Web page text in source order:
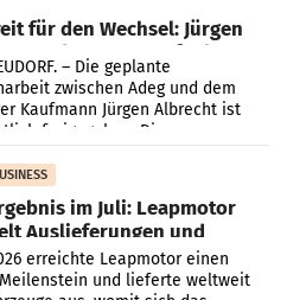
für den Wechsel: Jürgen
ab 1.1.2027 auf Adeg
– Die geplante
zwischen Adeg und dem
Kaufmann Jürgen Albrecht ist
freigegeben: Die
und der
im Juli: Leapmotor
Auslieferungen und
die 100.000er-Marke
erreichte Leapmotor einen
und lieferte weltweit